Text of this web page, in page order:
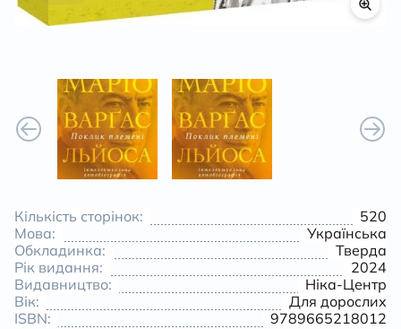
Кількість сторінок:
520
Мова:
Українська
Обкладинка:
Тверда
Рік видання:
2024
Видавництво:
Ніка-Центр
Вік:
Для дорослих
ISBN:
9789665218012